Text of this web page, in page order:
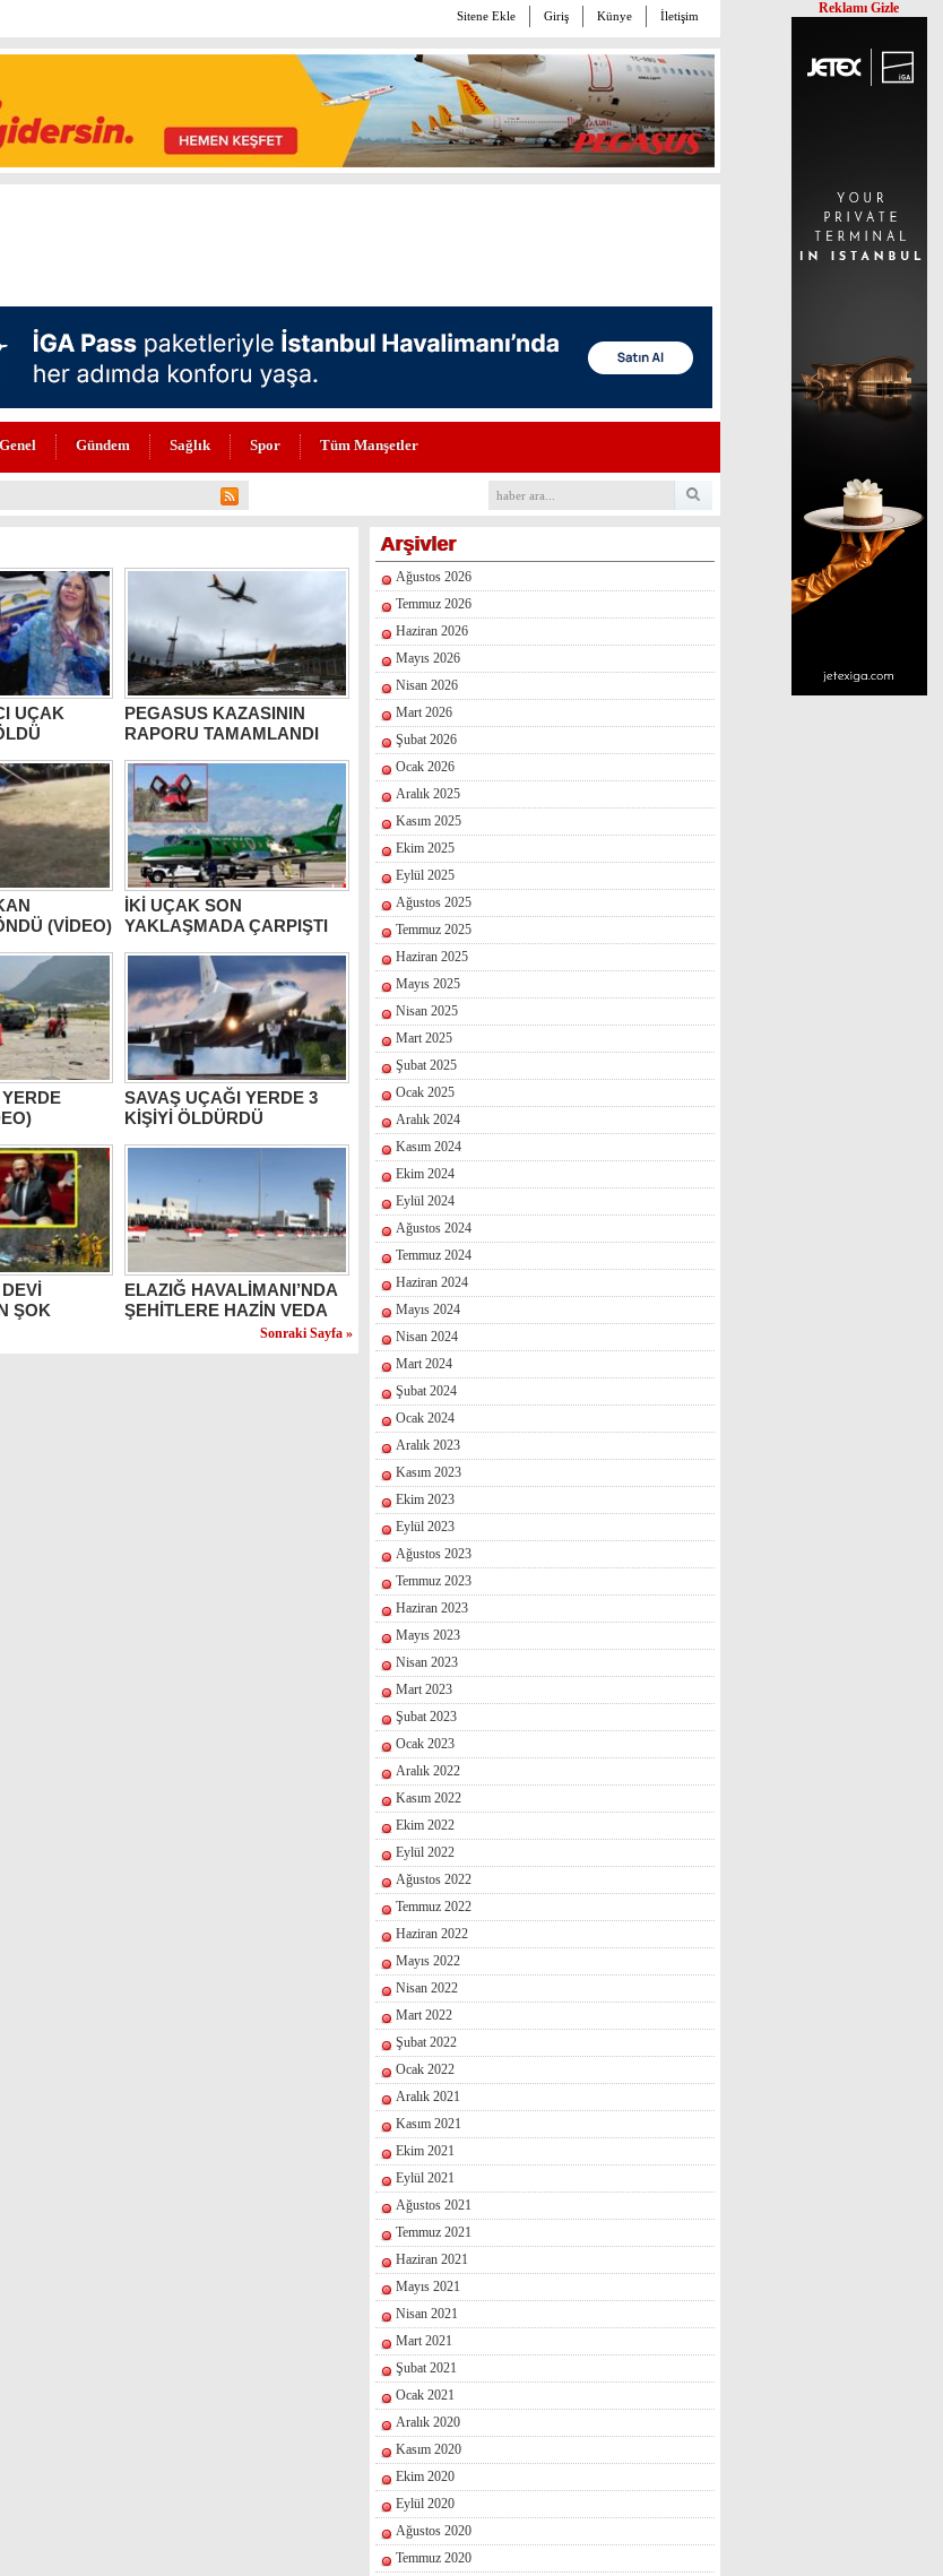
Sitene Ekle Giriş Künye İletişim
Genel Gündem Sağlık Spor Tüm Manşetler
ARASINDA
UÇAK PEGASUS KAZASININ
RAPORU TAMAMLANDI
(VİDEO)
İKİ UÇAK SON
YAKLAŞMADA ÇARPIŞTI
SAVAŞ UÇAĞI YERDE 3
KİŞİYİ ÖLDÜRDÜ
ŞOK
ELAZIĞ HAVALİMANI’NDA
ŞEHİTLERE HAZİN VEDA
Sonraki Sayfa »
Arşivler
Ağustos 2026
Temmuz 2026
Haziran 2026
Mayıs 2026
Nisan 2026
Mart 2026
Şubat 2026
Ocak 2026
Aralık 2025
Kasım 2025
Ekim 2025
Eylül 2025
Ağustos 2025
Temmuz 2025
Haziran 2025
Mayıs 2025
Nisan 2025
Mart 2025
Şubat 2025
Ocak 2025
Aralık 2024
Kasım 2024
Ekim 2024
Eylül 2024
Ağustos 2024
Temmuz 2024
Haziran 2024
Mayıs 2024
Nisan 2024
Mart 2024
Şubat 2024
Ocak 2024
Aralık 2023
Kasım 2023
Ekim 2023
Eylül 2023
Ağustos 2023
Temmuz 2023
Haziran 2023
Mayıs 2023
Nisan 2023
Mart 2023
Şubat 2023
Ocak 2023
Aralık 2022
Kasım 2022
Ekim 2022
Eylül 2022
Ağustos 2022
Temmuz 2022
Haziran 2022
Mayıs 2022
Nisan 2022
Mart 2022
Şubat 2022
Ocak 2022
Aralık 2021
Kasım 2021
Ekim 2021
Eylül 2021
Ağustos 2021
Temmuz 2021
Haziran 2021
Mayıs 2021
Nisan 2021
Mart 2021
Şubat 2021
Ocak 2021
Aralık 2020
Kasım 2020
Ekim 2020
Eylül 2020
Ağustos 2020
Temmuz 2020
Reklamı Gizle